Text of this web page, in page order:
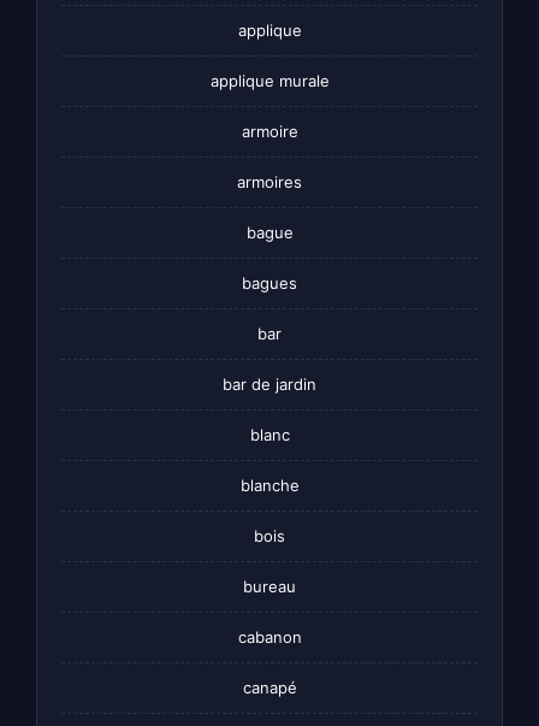
applique
applique murale
armoire
armoires
bague
bagues
bar
bar de jardin
blanc
blanche
bois
bureau
cabanon
canapé